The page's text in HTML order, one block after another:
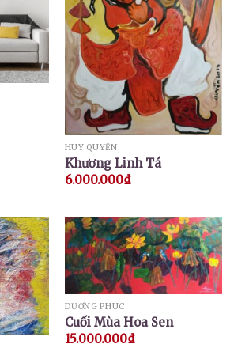
HUY QUYỂN
Khương Linh Tá
6.000.000₫
DƯƠNG PHÚC
Cuối Mùa Hoa Sen
15.000.000₫